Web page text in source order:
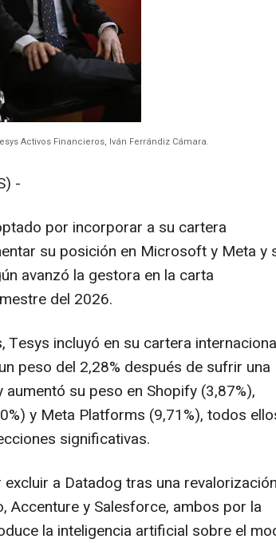
Activos Financieros, Iván Ferrándiz Cámara.
-
por incorporar a su cartera
su posición en Microsoft y Meta y
avanzó la gestora en la carta
del 2026.
incluyó en su cartera
peso del 2,28% después de sufrir una
su peso en Shopify (3,87%),
y Meta Platforms (9,71%), todos
significativas.
a Datadog tras una revalorización
Accenture y Salesforce, ambos por la
la inteligencia artificial sobre el